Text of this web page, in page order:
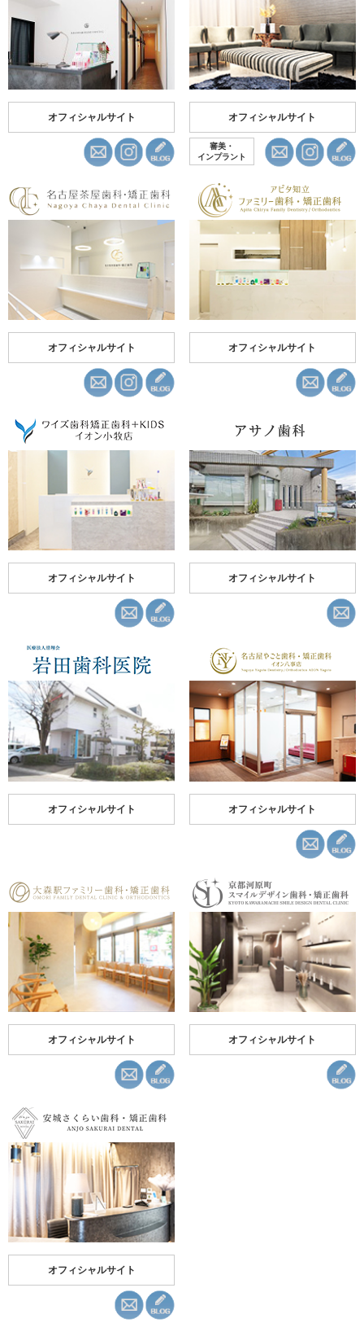
オフィシャルサイト オフィシャルサイト
審美・
インプラント
オフィシャルサイト オフィシャルサイト
オフィシャルサイト オフィシャルサイト
オフィシャルサイト オフィシャルサイト
オフィシャルサイト オフィシャルサイト
オフィシャルサイト